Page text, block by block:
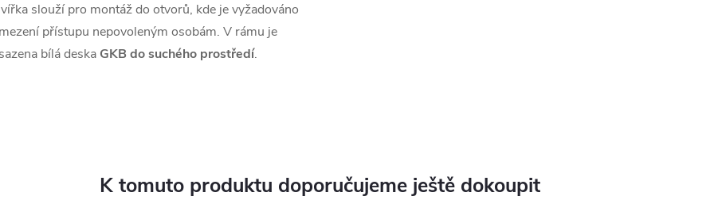
slouží pro montáž do otvorů, kde je vyžadováno
přístupu nepovoleným osobám. V rámu je
bílá deska GKB do suchého prostředí.
K tomuto produktu doporučujeme ještě dokoupit